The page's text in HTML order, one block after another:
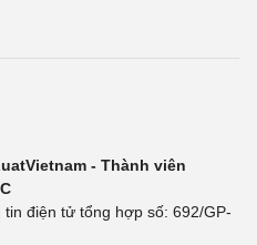
- Thành viên
điện tử tổng hợp số: 692/GP-